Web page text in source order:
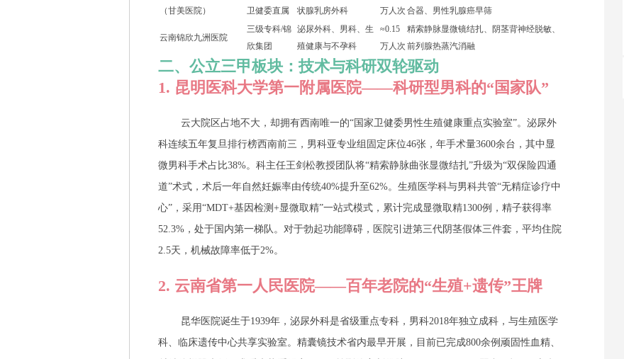
（甘美医院）
卫健委直属
状腺乳房外科
万人次 合器、男性乳腺癌早筛
云南锦欣九洲医院
三级专科/锦
欣集团
泌尿外科、男科、生
殖健康与不孕科
≈0.15
万人次
精索静脉显微镜结扎、阴茎背神经脱敏、
前列腺热蒸汽消融
二、公立三甲板块：技术与科研双轮驱动
1. 昆明医科大学第一附属医院——科研型男科的“国家队”
云大院区占地不大，却拥有西南唯一的“国家卫健委男性生殖健康重点实验室”。泌尿外
科连续五年复旦排行榜西南前三，男科亚专业组固定床位46张，年手术量3600余台，其中显
微男科手术占比38%。科主任王剑松教授团队将“精索静脉曲张显微结扎”升级为“双保险四通
道”术式，术后一年自然妊娠率由传统40%提升至62%。生殖医学科与男科共管“无精症诊疗中
心”，采用“MDT+基因检测+显微取精”一站式模式，累计完成显微取精1300例，精子获得率
52.3%，处于国内第一梯队。对于勃起功能障碍，医院引进第三代阴茎假体三件套，平均住院
2.5天，机械故障率低于2%。
2. 云南省第一人民医院——百年老院的“生殖+遗传”王牌
昆华医院诞生于1939年，泌尿外科是省级重点专科，男科2018年独立成科，与生殖医学
科、临床遗传中心共享实验室。精囊镜技术省内最早开展，目前已完成800余例顽固性血精、